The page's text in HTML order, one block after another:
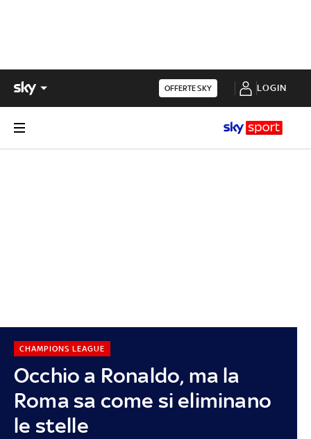
OFFERTE SKY LOGIN
Occhio a Ronaldo, ma la
Roma sa come si eliminano
le stelle
CHAMPIONS LEAGUE